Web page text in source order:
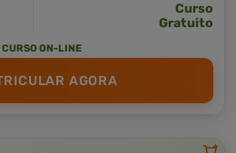
Curso
Gratuito
CURSO ON-LINE
AGORA